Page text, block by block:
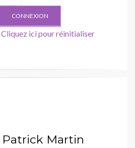
Cliquez ici pour réinitialiser
Patrick Martin